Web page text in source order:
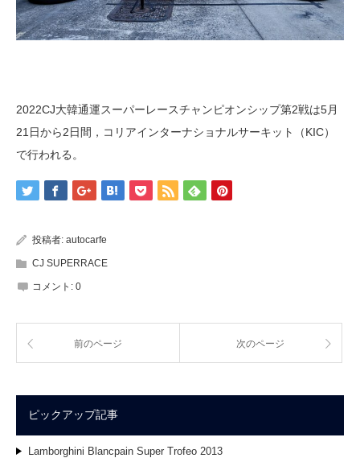
2022CJ大韓通運スーパーレースチャンピオンシップ第2戦は5月
21日から2日間，コリアインターナショナルサーキット（KIC）
で行われる。
投稿者: autocarfe
CJ SUPERRACE
コメント: 0
前のページ 次のページ
ピックアップ記事
Lamborghini Blancpain Super Trofeo 2013